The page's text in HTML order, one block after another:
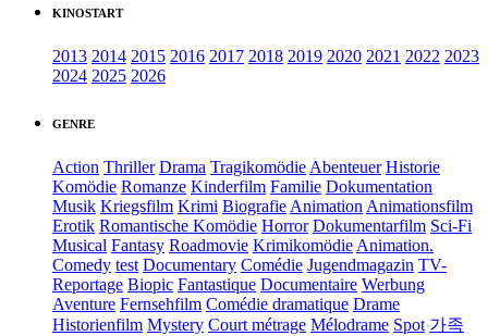
KINOSTART
2013 2014 2015 2016 2017 2018 2019 2020 2021 2022 2023
2024 2025 2026
GENRE
Action Thriller Drama Tragikomödie Abenteuer Historie
Komödie Romanze Kinderfilm Familie Dokumentation
Musik Kriegsfilm Krimi Biografie Animation Animationsfilm
Erotik Romantische Komödie Horror Dokumentarfilm Sci-Fi
Musical Fantasy Roadmovie Krimikomödie Animation.
Comedy test Documentary Comédie Jugendmagazin TV-
Reportage Biopic Fantastique Documentaire Werbung
Aventure Fernsehfilm Comédie dramatique Drame
Historienfilm Mystery Court métrage Mélodrame Spot 가족